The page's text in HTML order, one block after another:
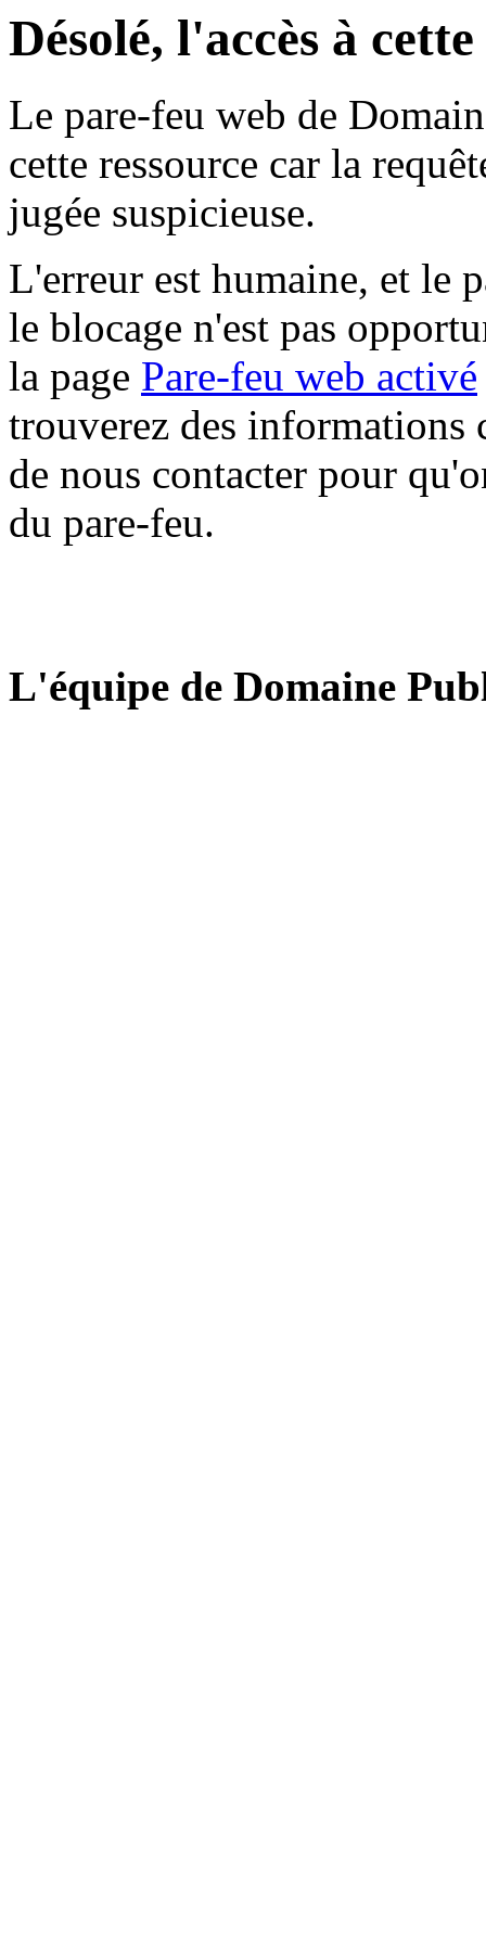
Désolé, l'accès à
Le pare-feu web de
cette ressource car la
jugée suspicieuse.
L'erreur est humaine, et le
le blocage n'est pas
la page Pare-feu web activé
trouverez des informations
de nous contacter pour
du pare-feu.
L'équipe de Domaine